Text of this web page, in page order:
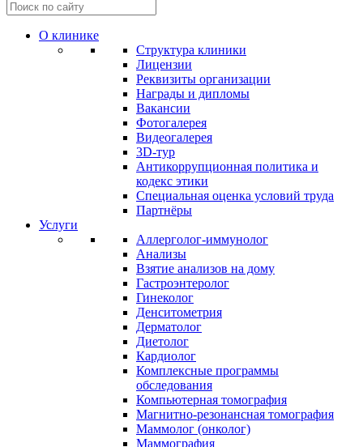
О клинике
Структура клиники
Лицензии
Реквизиты организации
Награды и дипломы
Вакансии
Фотогалерея
Видеогалерея
3D-тур
Антикоррупционная политика и
кодекс этики
Специальная оценка условий труда
Партнёры
Услуги
Аллерголог-иммунолог
Анализы
Взятие анализов на дому
Гастроэнтеролог
Гинеколог
Денситометрия
Дерматолог
Диетолог
Кардиолог
Комплексные программы
обследования
Компьютерная томография
Магнитно-резонансная томография
Маммолог (онколог)
Маммография